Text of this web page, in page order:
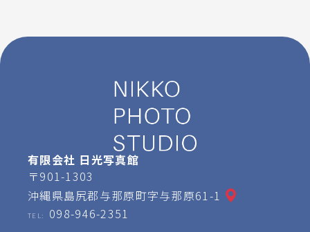
有限会社 日光写真館
〒901-1303
沖縄県島尻郡与那原町字与那原61-1
TEL: 098-946-2351